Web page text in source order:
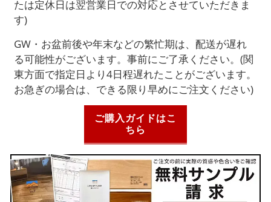
たは定休日は翌営業日での対応とさせていただきま
す)
GW・お盆前後や年末などの繁忙期は、配送が遅れ
る可能性がございます。事前にご了承ください。(関
東方面で指定日より4日程遅れたことがございます。
お急ぎの場合は、できる限り早めにご注文ください)
ご購入ガイドはこ
ちら